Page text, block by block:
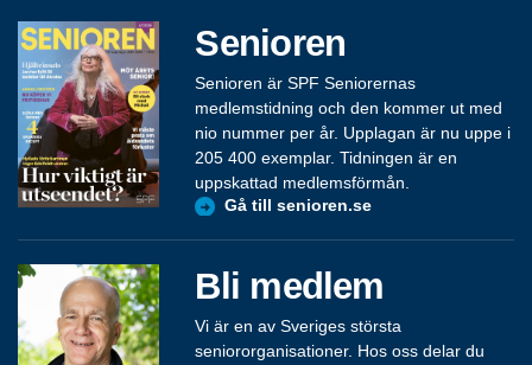
Senioren
Senioren är SPF Seniorernas
medlemstidning och den kommer ut med
nio nummer per år. Upplagan är nu uppe i
205 400 exemplar. Tidningen är en
uppskattad medlemsförmån.
Gå till senioren.se
Bli medlem
Vi är en av Sveriges största
seniororganisationer. Hos oss delar du